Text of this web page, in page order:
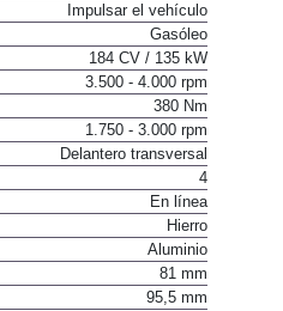
Impulsar el vehículo
Gasóleo
184 CV / 135 kW
3.500 - 4.000 rpm
380 Nm
1.750 - 3.000 rpm
Delantero transversal
4
En línea
Hierro
Aluminio
81 mm
95,5 mm